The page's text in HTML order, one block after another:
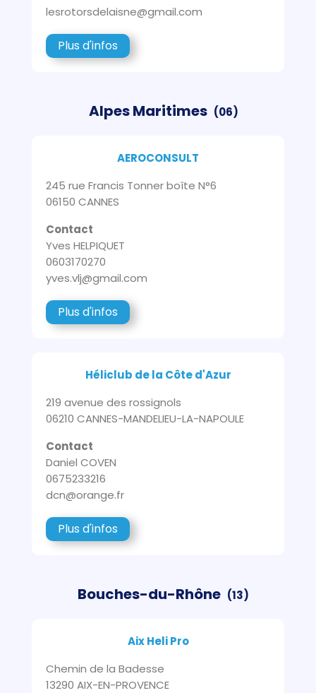
lesrotorsdelaisne@gmail.com
Plus d'infos
Alpes Maritimes (06)
AEROCONSULT
245 rue Francis Tonner boîte N°6
06150 CANNES
Contact
Yves HELPIQUET
0603170270
yves.vlj@gmail.com
Plus d'infos
Héliclub de la Côte d'Azur
219 avenue des rossignols
06210 CANNES-MANDELIEU-LA-NAPOULE
Contact
Daniel COVEN
0675233216
dcn@orange.fr
Plus d'infos
Bouches-du-Rhône (13)
Aix Heli Pro
Chemin de la Badesse
13290 AIX-EN-PROVENCE